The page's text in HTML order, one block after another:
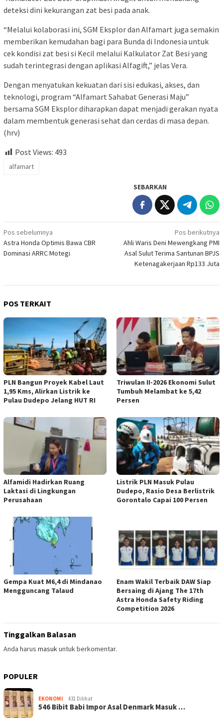
deteksi dini kekurangan zat besi pada anak.
“Melalui kolaborasi ini, SGM Eksplor dan Alfamart juga semakin
memberikan kemudahan bagi para Bunda di Indonesia untuk
cek kondisi zat besi si Kecil melalui Kalkulator Zat Besi yang
sudah terintegrasi dengan aplikasi Alfagift,” jelas Vera.
Dengan menyatukan kekuatan dari sisi edukasi, akses, dan
teknologi, program “Alfamart Sahabat Generasi Maju”
bersama SGM Eksplor diharapkan dapat menjadi gerakan nyata
dalam membentuk generasi sehat dan cerdas di masa depan.
(hrv)
Post Views: 493
alfamart
SEBARKAN
Navigasi
pos
Pos sebelumnya
Astra Honda Optimis Bawa CBR
Dominasi ARRC Motegi
Pos berikutnya
Ahli Waris Deni Mewengkang PMI
Asal Sulut Terima Santunan BPJS
Ketenagakerjaan Rp133 Juta
POS TERKAIT
PLN Bangun Proyek Kabel Laut
1,95 Kms, Alirkan Listrik ke
Pulau Dudepo Jelang HUT RI
Triwulan II-2026 Ekonomi Sulut
Tumbuh Melambat ke 5,42
Persen
Alfamidi Hadirkan Ruang
Laktasi di Lingkungan
Perusahaan
Listrik PLN Masuk Pulau
Dudepo, Rasio Desa Berlistrik
Gorontalo Capai 100 Persen
Gempa Kuat M6,4 di Mindanao
Mengguncang Talaud
Enam Wakil Terbaik DAW Siap
Bersaing di Ajang The 17th
Astra Honda Safety Riding
Competition 2026
Tinggalkan Balasan
Anda harus masukuntuk berkomentar.
POPULER
EKONOMI 431 Dilihat
546 Bibit Babi Impor Asal Denmark Masuk …